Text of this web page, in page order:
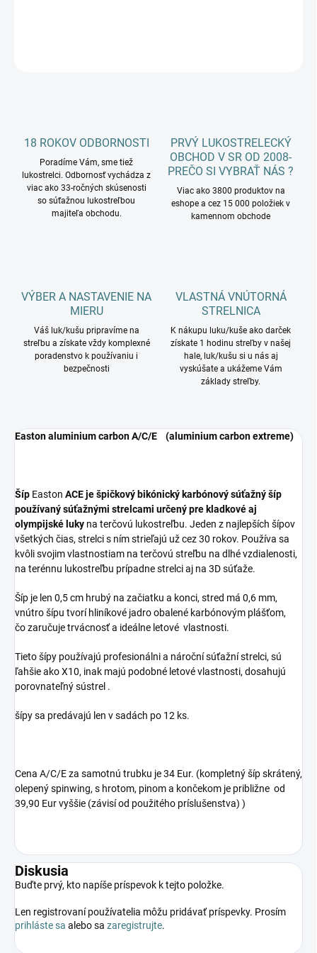
18 ROKOV ODBORNOSTI
Poradíme Vám, sme tiež
lukostrelci. Odbornosť vychádza z
viac ako 33-ročných skúsenosti
so súťažnou lukostreľbou
majiteľa obchodu.
PRVÝ LUKOSTRELECKÝ
OBCHOD V SR OD 2008-
PREČO SI VYBRAŤ NÁS ?
Viac ako 3800 produktov na
eshope a cez 15 000 položiek v
kamennom obchode
VÝBER A NASTAVENIE NA
MIERU
Váš luk/kušu pripravíme na
streľbu a získate vždy komplexné
poradenstvo k používaniu i
bezpečnosti
VLASTNÁ VNÚTORNÁ
STRELNICA
K nákupu luku/kuše ako darček
získate 1 hodinu streľby v našej
hale, luk/kušu si u nás aj
vyskúšate a ukážeme Vám
základy streľby.
Easton aluminium carbon A/C/E (aluminium carbon extreme)
Šíp Easton ACE je špičkový bikónický karbónový súťažný šíp
používaný súťažnými strelcami určený pre kladkové aj
olympijské luky na terčovú lukostreľbu. Jeden z najlepších šípov
všetkých čias, strelci s ním strieľajú už cez 30 rokov. Používa sa
kvôli svojim vlastnostiam na terčovú streľbu na dlhé vzdialenosti,
na terénnu lukostreľbu prípadne strelci aj na 3D súťaže.
Šíp je len 0,5 cm hrubý na začiatku a konci, stred má 0,6 mm,
vnútro šípu tvorí hliníkové jadro obalené karbónovým plášťom,
čozaručuje trvácnosť a ideálne letové vlastnosti.
Tieto šípy používajú profesionálni a nároční súťažní strelci, sú
ľahšie ako X10, inak majú podobné letové vlastnosti, dosahujú
porovnateľný sústrel .
šípy sa predávajú len v sadách po 12 ks.
Cena A/C/E za samotnú trubku je 34 Eur. (kompletný šíp skrátený,
olepený spinwing, s hrotom, pinom a končekom je približne od
39,90 Eur vyššie (závisí od použitého príslušenstva) )
Diskusia
Buďte prvý, kto napíše príspevok k tejto položke.
Len registrovaní používatelia môžu pridávať príspevky. Prosím
prihláste sa alebo sa zaregistrujte.